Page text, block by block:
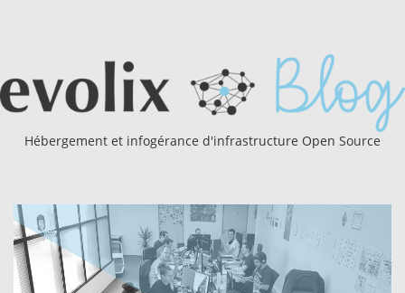
Hébergement et infogérance d'infrastructure Open Source